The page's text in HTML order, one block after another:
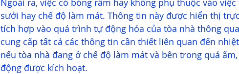
sưởi hay chế độ làm mát. Thông tin này được hiển thị
tích hợp vào quá trình tự động hóa của tòa nhà thông
cung cấp tất cả các thông tin cần thiết liên quan đến
nếu tòa nhà đang ở chế độ làm mát và bên trong quá
động được kích hoạt.